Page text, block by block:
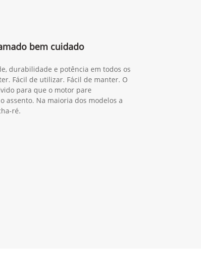
bem cuidado
durabilidade e potência em todos os
Fácil de utilizar. Fácil de manter. O
para que o motor pare
assento. Na maioria dos modelos a
ré.